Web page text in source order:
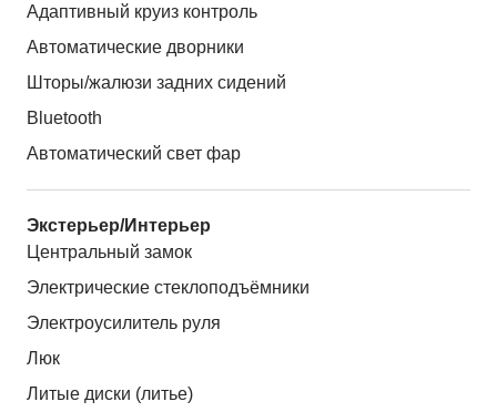
Адаптивный круиз контроль
Автоматические дворники
Шторы/жалюзи задних сидений
Bluetooth
Автоматический свет фар
Экстерьер/Интерьер
Центральный замок
Электрические стеклоподъёмники
Электроусилитель руля
Люк
Литые диски (литье)